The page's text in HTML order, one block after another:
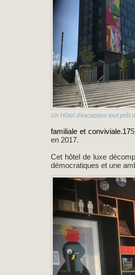
Un Hôtel d'exception tout prêt
familiale et conviviale.17
en 2017.
Cet hôtel de luxe
démocratiques et une